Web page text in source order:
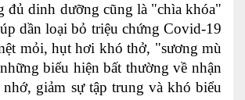
đủ dinh dưỡng cũng là "chìa khóa"
dần loại bỏ triệu chứng Covid-19
mỏi, hụt hơi khó thở, "sương mù
biểu hiện bất thường về nhận
giảm sự tập trung và khó biểu